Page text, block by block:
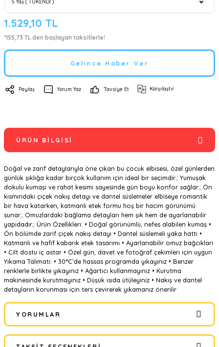
1.529,10 TL
*155,73 TL den başlayan taksitlerle!
Gelince Haber Ver
Paylaş Yorum Yaz Tavsiye Et Karşılaştır
ÜRÜN BILGISI
Doğal ve zarif detaylarıyla öne çıkan bu çocuk elbisesi, özel günlerden
günlük şıklığa kadar birçok kullanım için ideal bir seçimdir.; Yumuşak
dokulu kumaşı ve rahat kesimi sayesinde gün boyu konfor sağlar.; Ön
kısmındaki çiçek nakış detayı ve dantel süslemeler elbiseye romantik
bir hava katarken, katmanlı etek formu hoş bir hacim görünümü
sunar.; Omuzlardaki bağlama detayları hem şık hem de ayarlanabilir
yapıdadır.; Ürün Özellikleri: • Doğal görünümlü, nefes alabilen kumaş •
Ön bölümde zarif çiçek nakış detayı • Dantel süslemeli yaka hattı •
Katmanlı ve hafif kabarık etek tasarımı • Ayarlanabilir omuz bağcıkları
• Cilt dostu iç astar • Özel gün, davet ve fotoğraf çekimleri için uygun
Yıkama Talimatı: • 30°C’de hassas programda yıkayınız • Benzer
renklerle birlikte yıkayınız • Ağartıcı kullanmayınız • Kurutma
makinesinde kurutmayınız • Düşük ısıda ütüleyiniz • Nakış ve dantel
detayların korunması için ters çevirerek yıkamanız önerilir
YORUMLAR